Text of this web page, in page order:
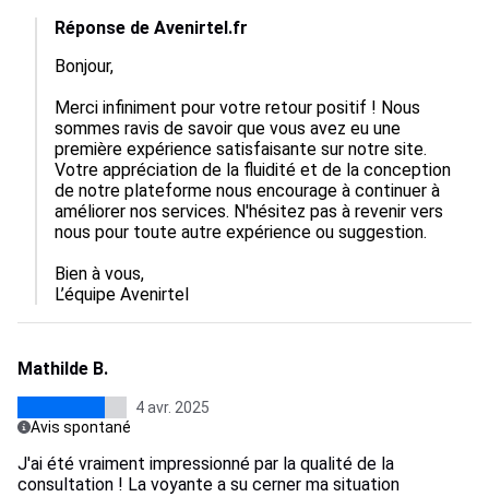
Réponse de Avenirtel.fr
Bonjour,
Merci infiniment pour votre retour positif ! Nous
sommes ravis de savoir que vous avez eu une
première expérience satisfaisante sur notre site.
Votre appréciation de la fluidité et de la conception
de notre plateforme nous encourage à continuer à
améliorer nos services. N'hésitez pas à revenir vers
nous pour toute autre expérience ou suggestion.
Bien à vous,
L’équipe Avenirtel
Mathilde B.
4 avr. 2025
Avis spontané
J'ai été vraiment impressionné par la qualité de la
consultation ! La voyante a su cerner ma situation